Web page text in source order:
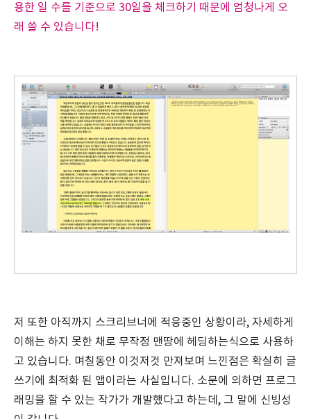
용한 일 수를 기준으로 30일을 체크하기 때문에 엄청나게 오
래 쓸 수 있습니다!
저 또한 아직까지 스크리브너에 적응중인 상황이라, 자세하게
이해는 하지 못한 채로 무작정 맨땅에 헤딩하는식으로 사용하
고 있습니다. 며칠동안 이것저것 만져보며 느낀점은 확실히 글
쓰기에 최적화 된 앱이라는 사실입니다. 소문에 의하면 프로그
래밍을 할 수 있는 작가가 개발했다고 하는데, 그 말에 신빙성